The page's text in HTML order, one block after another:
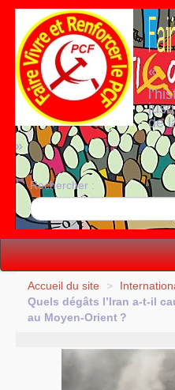
«
de
»
Rechercher :
Vie politique
Lutter, Unir...
Accueil du site >
Quels dégâts l’Iran a-t-il
au Moyen-Orient ?